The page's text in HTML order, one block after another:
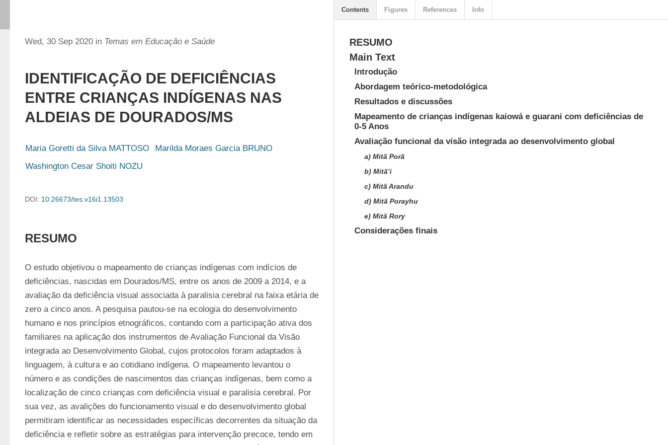
Wed, 30 Sep 2020 in Temas em Educação e Saúde
IDENTIFICAÇÃO DE DEFICIÊNCIAS
ENTRE CRIANÇAS INDÍGENAS NAS
ALDEIAS DE DOURADOS/MS
Maria Goretti da Silva MATTOSO
Marilda Moraes Garcia BRUNO
Washington Cesar Shoiti NOZU
DOI: 10.26673/tes.v16i1.13503
RESUMO
O estudo objetivou o mapeamento de crianças indígenas com indícios de
deficiências, nascidas em Dourados/MS, entre os anos de 2009 a 2014, e a
avaliação da deficiência visual associada à paralisia cerebral na faixa etária de
zero a cinco anos. A pesquisa pautou-se na ecologia do desenvolvimento
humano e nos princípios etnográficos, contando com a participação ativa dos
familiares na aplicação dos instrumentos de Avaliação Funcional da Visão
integrada ao Desenvolvimento Global, cujos protocolos foram adaptados à
linguagem, à cultura e ao cotidiano indígena. O mapeamento levantou o
número e as condições de nascimentos das crianças indígenas, bem como a
localização de cinco crianças com deficiência visual e paralisia cerebral. Por
sua vez, as avalições do funcionamento visual e do desenvolvimento global
permitiram identificar as necessidades específicas decorrentes da situação da
deficiência e refletir sobre as estratégias para intervenção precoce, tendo em
RESUMO
Main Text
Introdução
Abordagem teórico-metodológica
Resultados e discussões
Mapeamento de crianças indígenas kaiowá e guarani com deficiências de
0-5 Anos
Avaliação funcional da visão integrada ao desenvolvimento global
a) Mitã Porã
b) Mitã’i
c) Mitã Arandu
d) Mitã Porayhu
e) Mitã Rory
Considerações finais
Contents Figures References Info